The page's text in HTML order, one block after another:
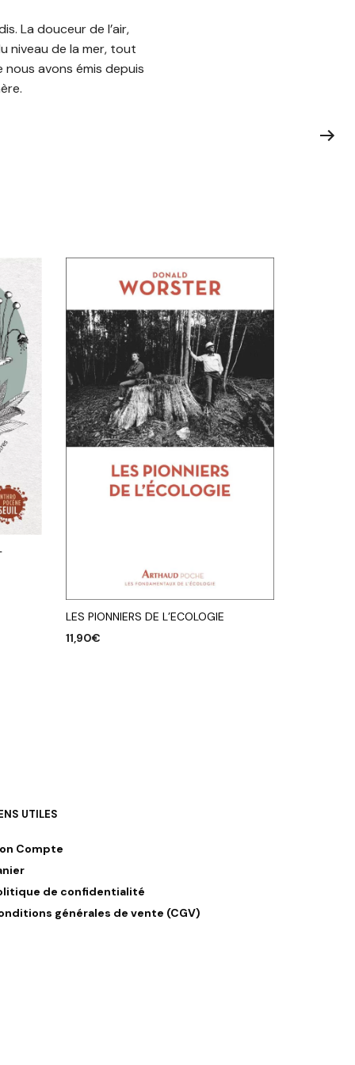
La douceur de l’air,
niveau de la mer, tout
avons émis depuis
LES PIONNIERS DE L’ECOLOGIE
11,90€
UTILES
Compte
de confidentialité
générales de vente (CGV)